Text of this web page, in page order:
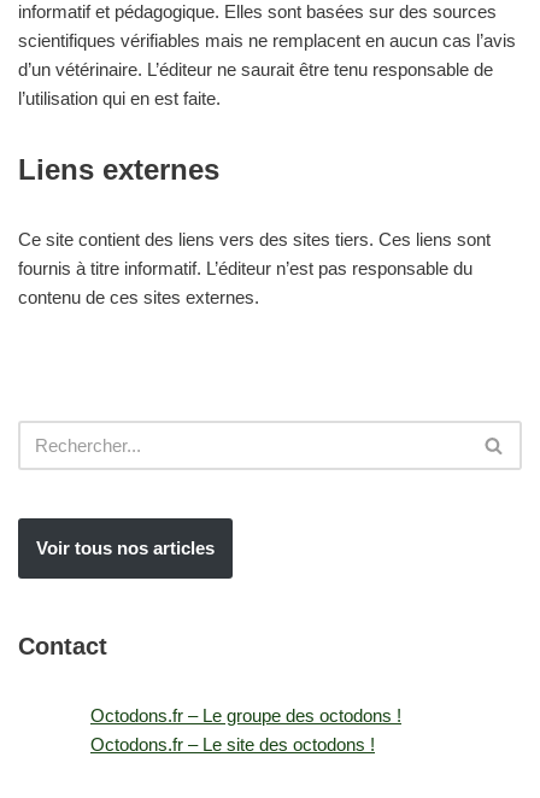
informatif et pédagogique. Elles sont basées sur des sources
scientifiques vérifiables mais ne remplacent en aucun cas l’avis
d’un vétérinaire. L’éditeur ne saurait être tenu responsable de
l’utilisation qui en est faite.
Liens externes
Ce site contient des liens vers des sites tiers. Ces liens sont
fournis à titre informatif. L’éditeur n’est pas responsable du
contenu de ces sites externes.
Voir tous nos articles
Contact
Octodons.fr – Le groupe des octodons !
Octodons.fr – Le site des octodons !